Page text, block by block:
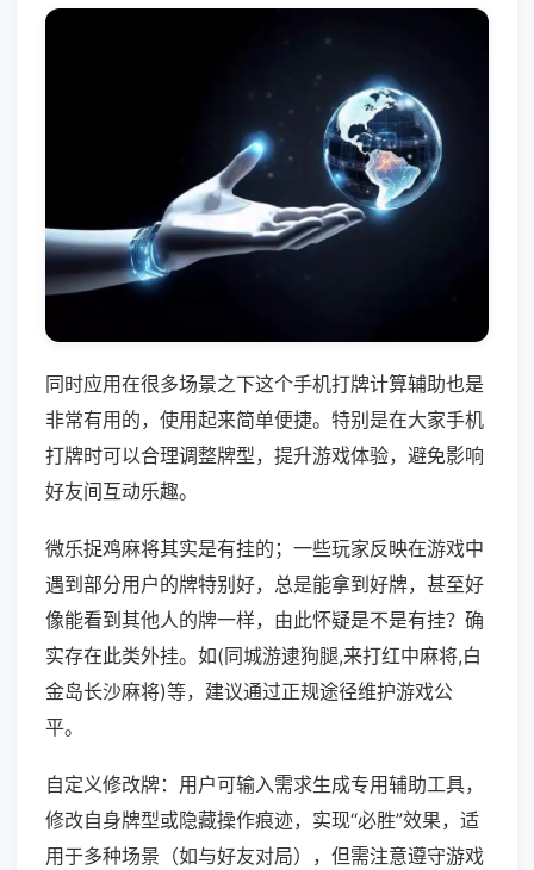
同时应用在很多场景之下这个手机打牌计算辅助也是
非常有用的，使用起来简单便捷。特别是在大家手机
打牌时可以合理调整牌型，提升游戏体验，避免影响
好友间互动乐趣。
微乐捉鸡麻将其实是有挂的；一些玩家反映在游戏中
遇到部分用户的牌特别好，总是能拿到好牌，甚至好
像能看到其他人的牌一样，由此怀疑是不是有挂？确
实存在此类外挂。如(同城游逮狗腿,来打红中麻将,白
金岛长沙麻将)等，建议通过正规途径维护游戏公
平。
自定义修改牌：用户可输入需求生成专用辅助工具，
修改自身牌型或隐藏操作痕迹，实现“必胜”效果，适
用于多种场景（如与好友对局），但需注意遵守游戏